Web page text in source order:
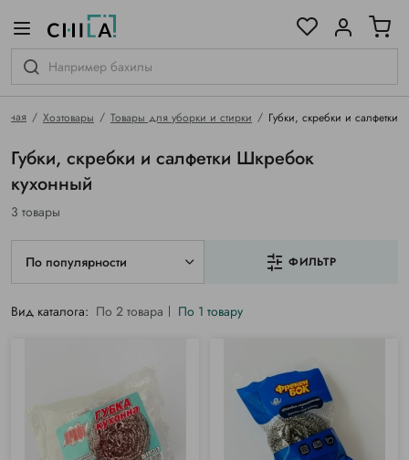
Хозтовары Товары для уборки и стирки Губки, скребки и салфетки
Губки, скребки и салфетки Шкребок
кухонный
3 товары
По популярности ФИЛЬТР
Вид каталога: По 2 товара По 1 товару
гамме